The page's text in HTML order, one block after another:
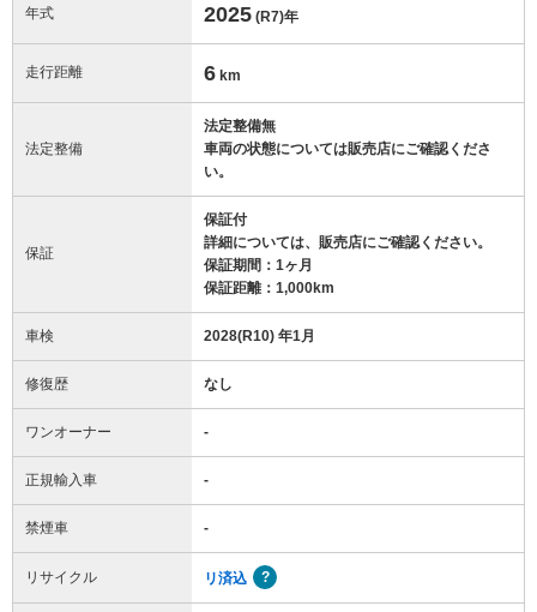
年式 2025 (R7)年
走行距離 6 km
法定整備
法定整備無
車両の状態については販売店にご確認くださ
い。
保証
保証付
詳細については、販売店にご確認ください。
保証期間：1ヶ月
保証距離：1,000km
車検 2028(R10) 年1月
修復歴 なし
ワンオーナー -
正規輸入車 -
禁煙車 -
リサイクル リ済込